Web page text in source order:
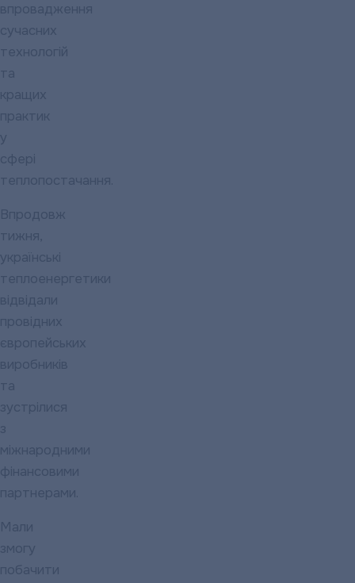
впровадження
сучасних
технологій
та
кращих
практик
у
сфері
теплопостачання.
Впродовж
тижня,
українські
теплоенергетики
відвідали
провідних
європейських
виробників
та
зустрілися
з
міжнародними
фінансовими
партнерами.
Мали
змогу
побачити